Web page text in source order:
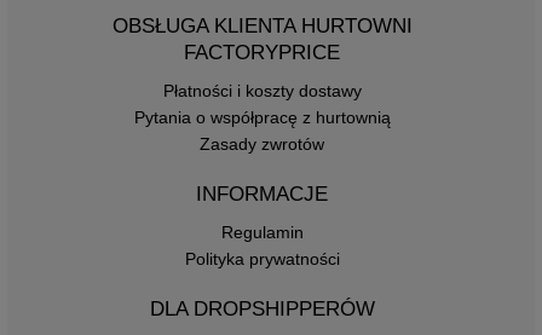
OBSŁUGA KLIENTA HURTOWNI
FACTORYPRICE
Płatności i koszty dostawy
Pytania o współpracę z hurtownią
Zasady zwrotów
INFORMACJE
Regulamin
Polityka prywatności
DLA DROPSHIPPERÓW